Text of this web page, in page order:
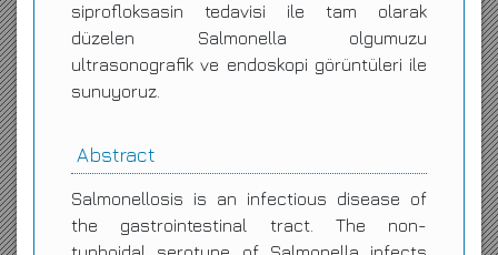
siprofloksasin tedavisi ile tam olarak
düzelen Salmonella olgumuzu
ultrasonografik ve endoskopi görüntüleri ile
sunuyoruz.
Abstract
Salmonellosis is an infectious disease of
the gastrointestinal tract. The non-